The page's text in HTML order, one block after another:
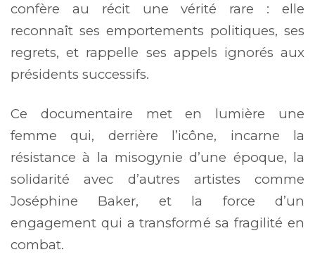
confère au récit une vérité rare : elle
reconnaît ses emportements politiques, ses
regrets, et rappelle ses appels ignorés aux
présidents successifs.
Ce documentaire met en lumière une
femme qui, derrière l’icône, incarne la
résistance à la misogynie d’une époque, la
solidarité avec d’autres artistes comme
Joséphine Baker, et la force d’un
engagement qui a transformé sa fragilité en
combat.